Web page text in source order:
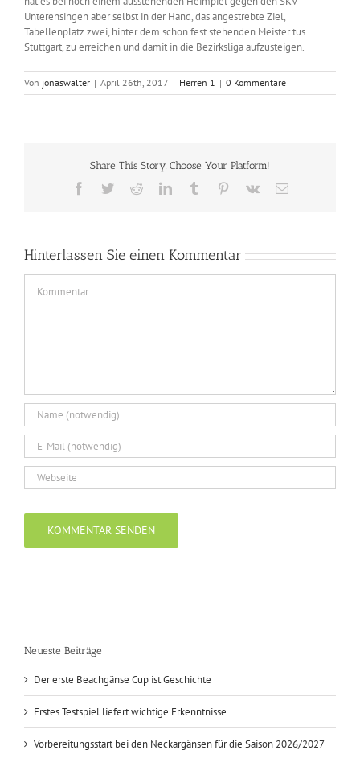
Unterensingen aber selbst in der Hand, das angestrebte Ziel,
Tabellenplatz zwei, hinter dem schon fest stehenden Meister tus
Stuttgart, zu erreichen und damit in die Bezirksliga aufzusteigen.
Von jonaswalter | April 26th, 2017 | Herren 1 | 0 Kommentare
Share This Story, Choose Your Platform!
Facebook
TwitterRedditLinkedInTumblr Pinterest
Vk
E-
Hinterlassen Sie einen Kommentar
Neueste Beiträge
Der erste Beachgänse Cup ist Geschichte
Erstes Testspiel liefert wichtige Erkenntnisse
Vorbereitungsstart bei den Neckargänsen für die Saison 2026/2027